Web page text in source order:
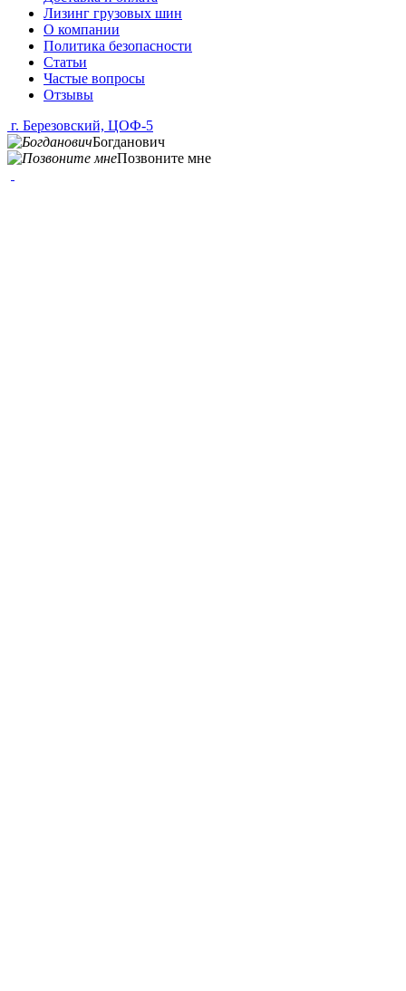
Лизинг грузовых шин
О компании
Политика безопасности
Статьи
Частые вопросы
Отзывы
г. Березовский, ЦОФ-5
Богданович
Позвоните мне